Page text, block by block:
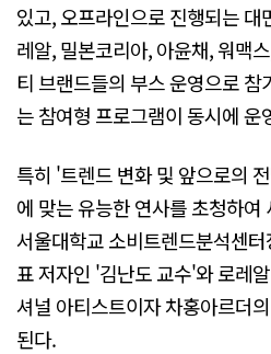
있고, 오프라인으로 진행되는
레알, 밀본코리아, 아윤채, 워맥
티 브랜드들의 부스 운영으로 참
는 참여형 프로그램이 동시에 운
특히 '트렌드 변화 및 앞으로의
에 맞는 유능한 연사를 초청하
서울대학교 소비트렌드분석센
표 저자인 '김난도 교수'와 로레
셔널 아티스트이자 차홍아르더
된다.